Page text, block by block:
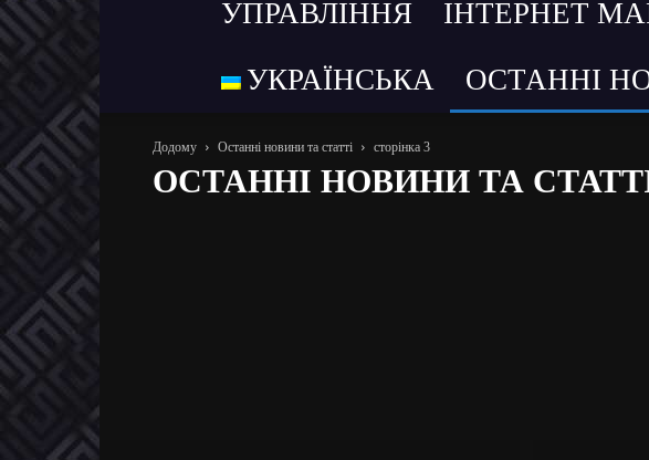
УПРАВЛІННЯ ІНТЕРНЕТ
УКРАЇНСЬКА
ОСТАННІ
Додому Останні новини та статті сторінка 3
ОСТАННІ НОВИНИ ТА